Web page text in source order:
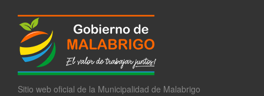
Sitio web oficial de la Municipalidad de Malabrigo